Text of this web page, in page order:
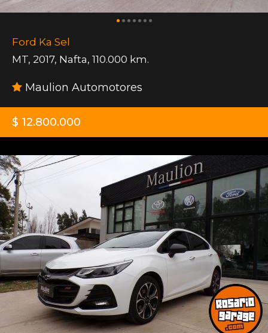
Ford Ka Sel
MT, 2017, Nafta, 110.000 km.
Maulion Automotores
$ 12.800.000